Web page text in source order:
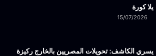
يلا كورة
15/07/2026
يسري الكاشف: تحويلات المصريين بالخارج ركيزة